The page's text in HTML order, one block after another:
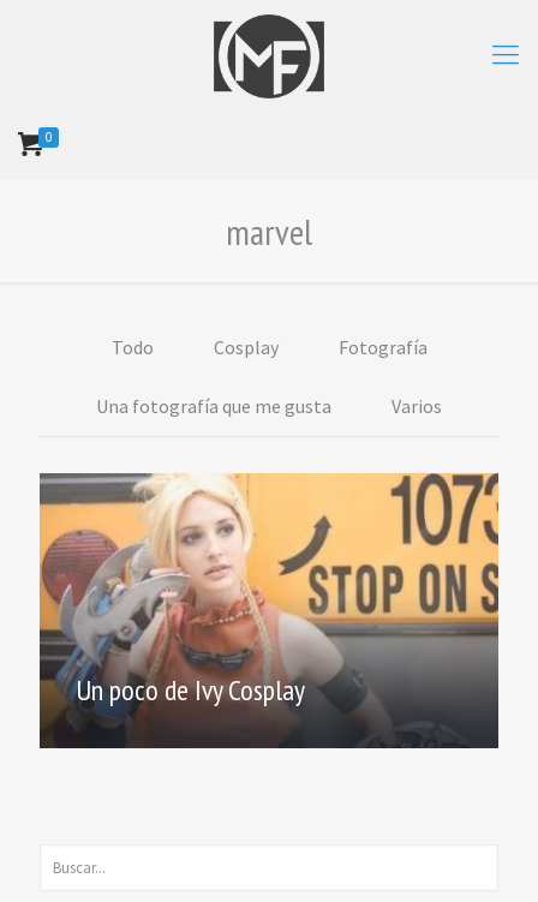
0
marvel
Todo Cosplay Fotografía
Una fotografía que me gusta Varios
Un poco de Ivy Cosplay